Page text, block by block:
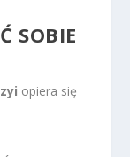
SOBIE
opiera się